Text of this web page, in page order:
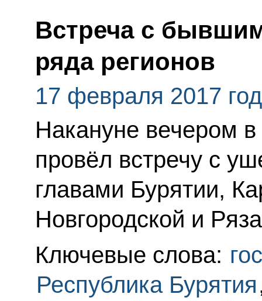
Встреча с
ряда регионов
17 февраля 2017
Накануне вечером
провёл встречу с
главами Бурятии,
Новгородской и
Ключевые слова:
Республика Бурятия